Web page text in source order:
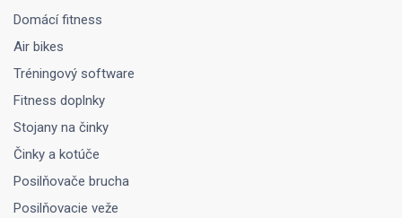
Domácí fitness
Air bikes
Tréningový software
Fitness doplnky
Stojany na činky
Činky a kotúče
Posilňovače brucha
Posilňovacie veže